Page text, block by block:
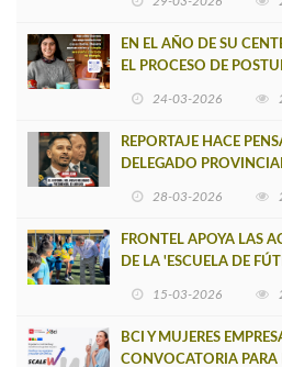
EN EL AÑO DE SU
EL PROCESO DE
24-03-2026
REPORTAJE HACE
DELEGADO
28-03-2026
FRONTEL APOYA LAS
DE LA 'ESCUELA DE
15-03-2026
BCI Y MUJERES
CONVOCATORIA PARA